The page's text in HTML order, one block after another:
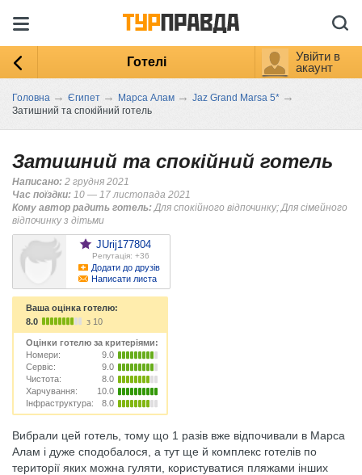
Готелі
Увійти в
акаунт
Головна → Єгипет → Марса Алам → Jaz Grand Marsa 5* →
Затишний та спокійний готель
Затишний та спокійний готель
Написано: 2 грудня 2021
Час поїздки: 10 — 17 листопада 2021
Кому автор радить готель: Для спокійного відпочинку; Для сімейного
відпочинку з дітьми
JUrij177804
Репутація: +36
Додати до друзів
Написати листа
Ваша оцінка готелю:
8.0
з 10
Оцінки готелю за критеріями:
Номери:
9.0
Сервіс:
9.0
Чистота:
8.0
Харчування:
10.0
Інфраструктура:
8.0
Вибрали цей готель, тому що 1 разів вже відпочивали в Марса
Алам і дуже сподобалося, а тут ще й комплекс готелів по
території яких можна гуляти, користуватися пляжами інших